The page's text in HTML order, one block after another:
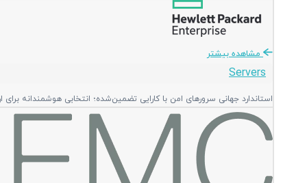
مشاهده بیشتر
Servers
استاندارد جهانی سرورهای امن با کارایی تضمین‌شده؛ انتخابی هوشمندانه